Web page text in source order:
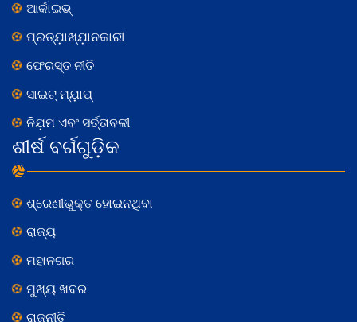
ଆର୍କାଇଭ୍
ପ୍ରତ୍ଯ଼ାଖ୍ଯ଼ାନକାରୀ
ଫେରସ୍ତ ନୀତି
ସାଇଟ୍ ମ୍ଯ଼ାପ୍
ନିଯ଼ମ ଏବଂ ସର୍ତ୍ତାବଳୀ
ଶୀର୍ଷ ବର୍ଗଗୁଡ଼ିକ
ଶ୍ରେଣୀଭୁକ୍ତ ହୋଇନଥିବା
ରାଜ୍ୟ
ମହାନଗର
ମୁଖ୍ୟ ଖବର
ରାଜନୀତି